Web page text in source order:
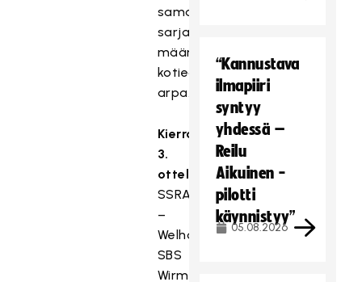
samalta
sarjatasolta,
määritteli
kotiedun
arpa.
Kierroksen
3.
otteluparit
SSRA
–
Welhot
SBS
Wirmo
“Kannustava
ilmapiiri
syntyy
yhdessä –
Reilu
Aikuinen -
pilotti
käynnistyy”
05.08.2026